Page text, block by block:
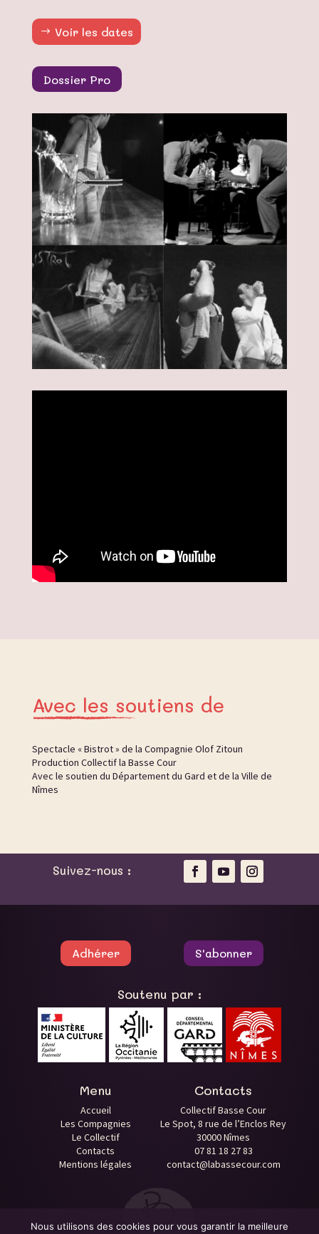
Voir les dates
Dossier Pro
Avec les soutiens de
Spectacle « Bistrot » de la Compagnie Olof Zitoun
Production Collectif la Basse Cour
Avec le soutien du Département du Gard et de la Ville de
Nîmes
Suivez-nous :
Adhérer S'abonner
Soutenu par :
Menu
Accueil
Les Compagnies
Le Collectif
Contacts
Mentions légales
Contacts
Collectif Basse Cour
Le Spot, 8 rue de l’Enclos Rey
30000 Nîmes
07 81 18 27 83
contact@labassecour.com
Nous utilisons des cookies pour vous garantir la meilleure